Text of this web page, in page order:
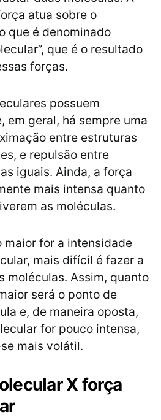
atua sobre o
que é denominado
que é o resultado
forças.
possuem
em geral, há sempre uma
entre estruturas
e repulsão entre
iguais. Ainda, a força
mais intensa quanto
as moléculas.
maior for a intensidade
mais difícil é fazer a
moléculas. Assim, quanto
será o ponto de
e, de maneira oposta,
for pouco intensa,
mais volátil.
X força